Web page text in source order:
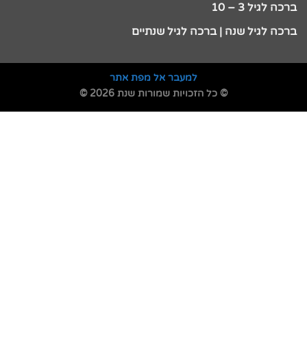
ברכה לגיל 3 – 10
ברכה לגיל שנה | ברכה לגיל שנתיים
למעבר אל מפת אתר
© כל הזכויות שמורות שנת 2026 ©